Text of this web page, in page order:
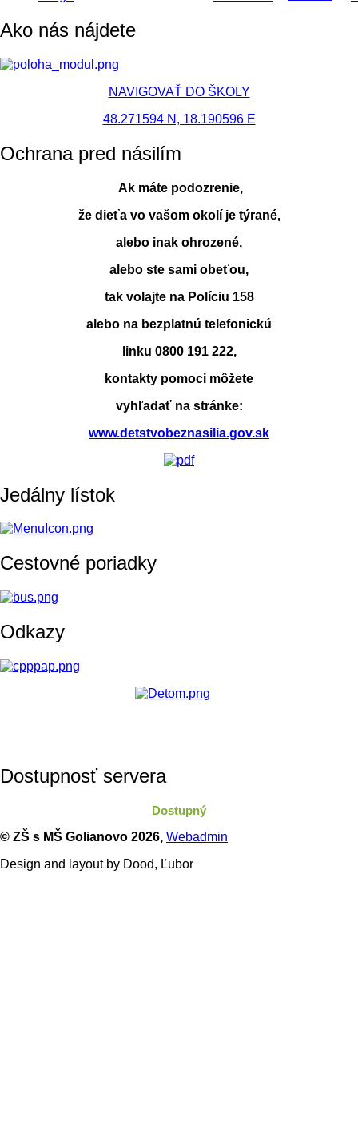
Ako nás nájdete
NAVIGOVAŤ DO ŠKOLY
48.271594 N, 18.190596 E
Ochrana pred násilím
Ak máte podozrenie,
že dieťa vo vašom okolí je týrané,
alebo inak ohrozené,
alebo ste sami obeťou,
tak volajte na Políciu 158
alebo na bezplatnú telefonickú
linku 0800 191 222,
kontakty pomoci môžete
vyhľadať na stránke:
www.detstvobeznasilia.gov.sk
Jedálny lístok
Cestovné poriadky
Odkazy
Dostupnosť servera
Dostupný
© ZŠ s MŠ Golianovo 2026, Webadmin
Design and layout by Dood, Ľubor